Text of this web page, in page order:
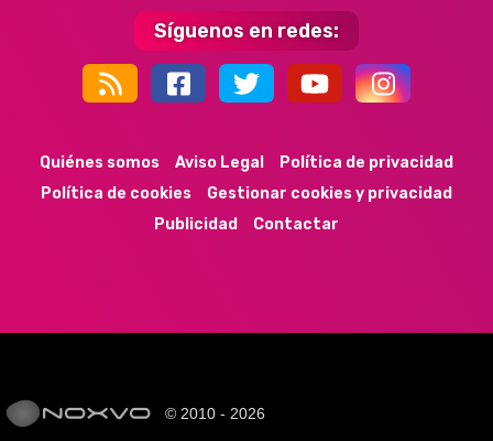
Síguenos en redes:
Quiénes somos Aviso Legal
Política de privacidad
Política de cookies
Gestionar cookies y privacidad
Publicidad
Contactar
© 2010 - 2026